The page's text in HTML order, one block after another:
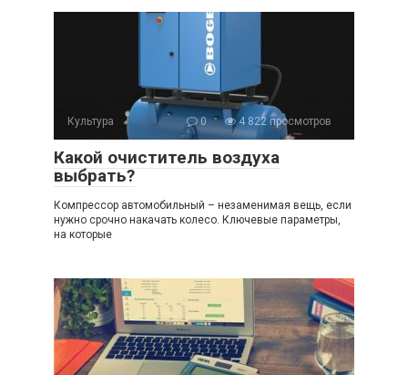
Культура 0 4 822 просмотров
Какой очиститель воздуха
выбрать?
Компрессор автомобильный – незаменимая вещь, если
нужно срочно накачать колесо. Ключевые параметры,
на которые